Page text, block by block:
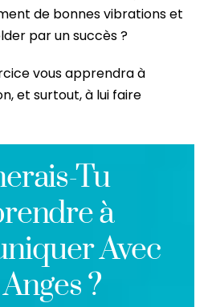
de bonnes vibrations et
par un succès ?
vous apprendra à
et surtout, à lui faire
Tu
à
Avec
?